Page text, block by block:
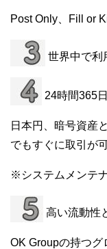
Post Only、Fill or
世界中で利
24時間365
日本円、暗号資産
でもすぐに取引が
※システムメンテ
高い流動性
OK Groupの持つ